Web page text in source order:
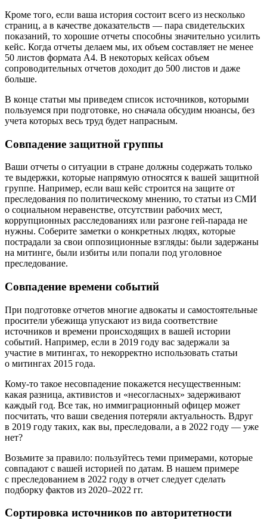
Кроме того, если ваша история состоит всего из несколько
страниц, а в качестве доказательств — пара свидетельских
показаний, то хорошие отчеты способны значительно усилить
кейс. Когда отчеты делаем мы, их объем составляет не менее
50 листов формата А4. В некоторых кейсах объем
сопроводительных отчетов доходит до 500 листов и даже
больше.
В конце статьи мы приведем список источников, которыми
пользуемся при подготовке, но сначала обсудим нюансы, без
учета которых весь труд будет напрасным.
Совпадение защитной группы
Ваши отчеты о ситуации в стране должны содержать только
те выдержки, которые напрямую относятся к вашей защитной
группе. Например, если ваш кейс строится на защите от
преследования по политическому мнению, то статьи из СМИ
о социальном неравенстве, отсутствии рабочих мест,
коррупционных расследованиях или разгоне гей-парада не
нужны. Соберите заметки о конкретных людях, которые
пострадали за свои оппозиционные взгляды: были задержаны
на митинге, были избиты или попали под уголовное
преследование.
Совпадение времени событий
При подготовке отчетов многие адвокаты и самостоятельные
просители убежища упускают из вида соответствие
источников и времени происходящих в вашей истории
событий. Например, если в 2019 году вас задержали за
участие в митингах, то некорректно использовать статьи
о митингах 2015 года.
Кому-то такое несовпадение покажется несущественным:
какая разница, активистов и «несогласных» задерживают
каждый год. Все так, но иммиграционный офицер может
посчитать, что ваши сведения потеряли актуальность. Вдруг
в 2019 году таких, как вы, преследовали, а в 2022 году — уже
нет?
Возьмите за правило: пользуйтесь теми примерами, которые
совпадают с вашей историей по датам. В нашем примере
с преследованием в 2022 году в отчет следует сделать
подборку фактов из 2020–2022 гг.
Сортировка источников по авторитетности